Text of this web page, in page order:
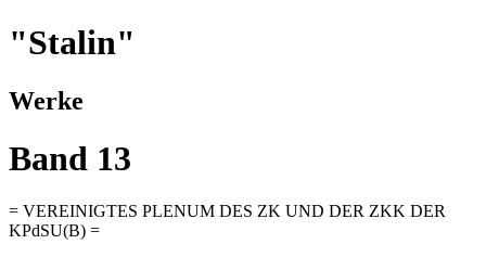
"Stalin"
Werke
Band 13
= VEREINIGTES PLENUM DES ZK UND DER ZKK DER
KPdSU(B) =